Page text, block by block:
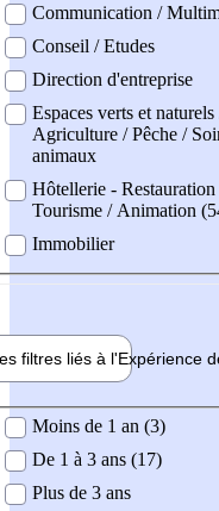
Communication /
Conseil / Etudes
Direction d'entreprise
Espaces verts et naturels
Agriculture / Pêche /
animaux
Hôtellerie - Restauration
Tourisme / Animation
Immobilier
filtres liés à l'Expérience
demandée
Moins de 1 an (3)
De 1 à 3 ans (17)
Plus de 3 ans